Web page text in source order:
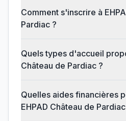
Comment s'inscrire à
Pardiac ?
Quels types d'accueil
Château de Pardiac ?
Quelles aides financières
EHPAD Château de